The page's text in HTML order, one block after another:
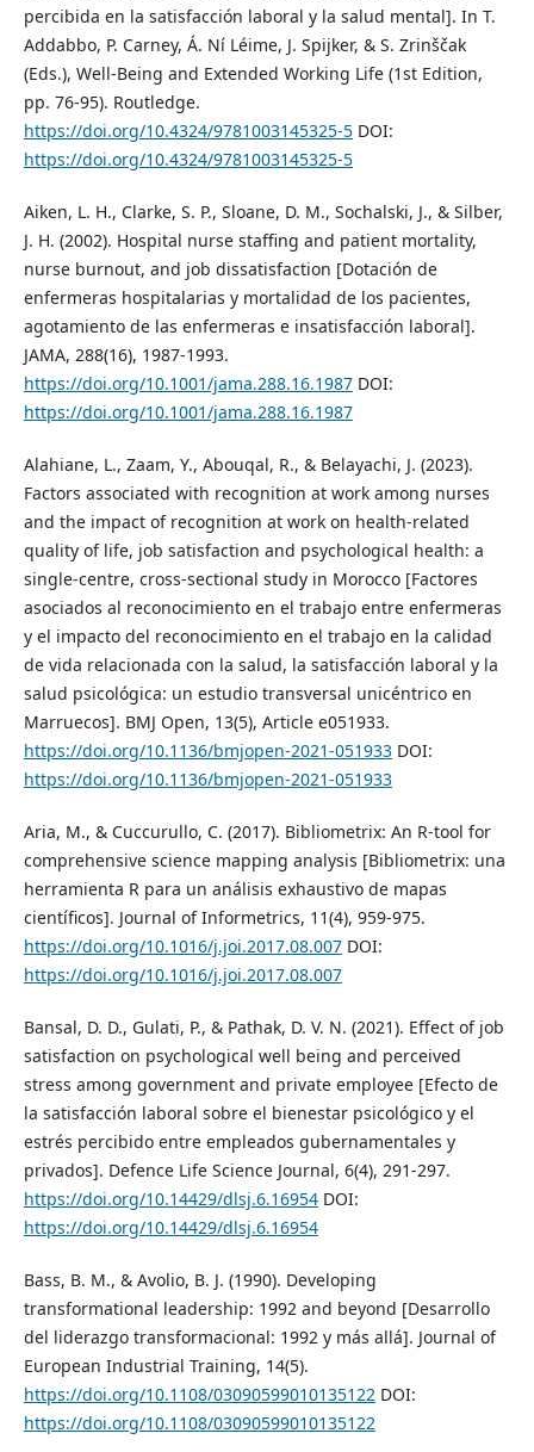
percibida en la satisfacción laboral y la salud mental]. In T.
Addabbo, P. Carney, Á. Ní Léime, J. Spijker, & S. Zrinščak
(Eds.), Well-Being and Extended Working Life (1st Edition,
pp. 76-95). Routledge.
https://doi.org/10.4324/9781003145325-5DOI:
https://doi.org/10.4324/9781003145325-5
Aiken, L. H., Clarke, S. P., Sloane, D. M., Sochalski, J., & Silber,
J. H. (2002). Hospital nurse staffing and patient mortality,
nurse burnout, and job dissatisfaction [Dotación de
enfermeras hospitalarias y mortalidad de los pacientes,
agotamiento de las enfermeras e insatisfacción laboral].
JAMA, 288(16), 1987-1993.
https://doi.org/10.1001/jama.288.16.1987DOI:
https://doi.org/10.1001/jama.288.16.1987
Alahiane, L., Zaam, Y., Abouqal, R., & Belayachi, J. (2023).
Factors associated with recognition at work among nurses
and the impact of recognition at work on health-related
quality of life, job satisfaction and psychological health: a
single-centre, cross-sectional study in Morocco [Factores
asociados al reconocimiento en el trabajo entre enfermeras
y el impacto del reconocimiento en el trabajo en la calidad
de vida relacionada con la salud, la satisfacción laboral y la
salud psicológica: un estudio transversal unicéntrico en
Marruecos]. BMJ Open, 13(5), Article e051933.
https://doi.org/10.1136/bmjopen-2021-051933DOI:
https://doi.org/10.1136/bmjopen-2021-051933
Aria, M., & Cuccurullo, C. (2017). Bibliometrix: An R-tool for
comprehensive science mapping analysis [Bibliometrix: una
herramienta R para un análisis exhaustivo de mapas
científicos]. Journal of Informetrics, 11(4), 959-975.
https://doi.org/10.1016/j.joi.2017.08.007DOI:
https://doi.org/10.1016/j.joi.2017.08.007
Bansal, D. D., Gulati, P., & Pathak, D. V. N. (2021). Effect of job
satisfaction on psychological well being and perceived
stress among government and private employee [Efecto de
la satisfacción laboral sobre el bienestar psicológico y el
estrés percibido entre empleados gubernamentales y
privados]. Defence Life Science Journal, 6(4), 291-297.
https://doi.org/10.14429/dlsj.6.16954DOI:
https://doi.org/10.14429/dlsj.6.16954
Bass, B. M., & Avolio, B. J. (1990). Developing
transformational leadership: 1992 and beyond [Desarrollo
del liderazgo transformacional: 1992 y más allá]. Journal of
European Industrial Training, 14(5).
https://doi.org/10.1108/03090599010135122 DOI:
https://doi.org/10.1108/03090599010135122